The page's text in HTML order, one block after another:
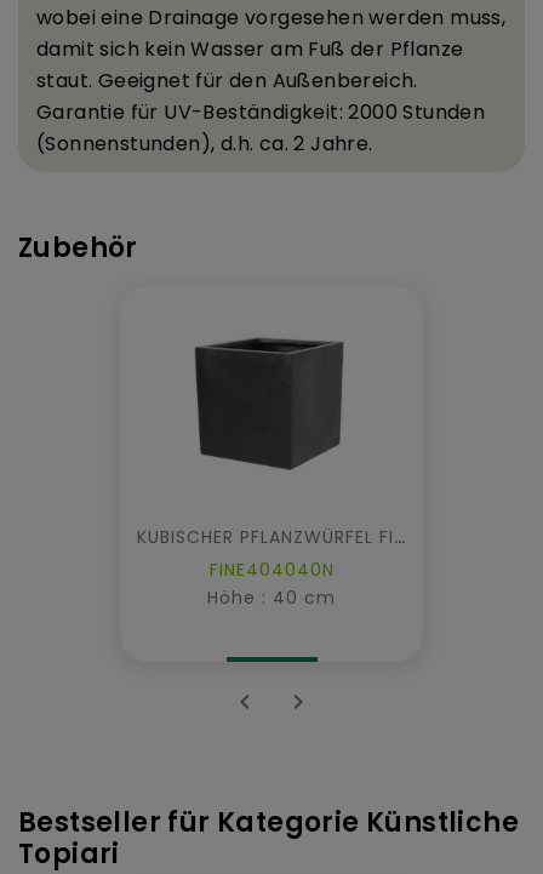
wobei eine Drainage vorgesehen werden muss,
damit sich kein Wasser am Fuß der Pflanze
staut. Geeignet für den Außenbereich.
Garantie für UV-Beständigkeit: 2000 Stunden
(Sonnenstunden), d.h. ca. 2 Jahre.
Zubehör
KUBISCHER PFLANZWÜRFEL FIBER
FINE404040N
Höhe : 40 cm
 
Bestseller für Kategorie Künstliche
Topiari